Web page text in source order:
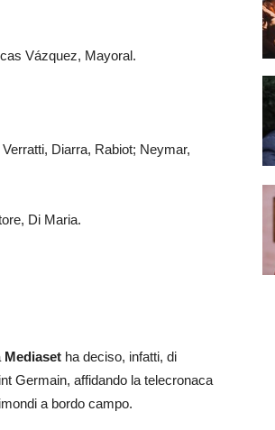
Vázquez, Mayoral.
Diarra, Rabiot; Neymar,
Di Maria.
Mediaset ha deciso, infatti, di
Germain, affidando la telecronaca
a bordo campo.